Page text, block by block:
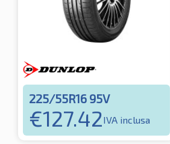
225/55R16 95V
€127.42IVA inclusa